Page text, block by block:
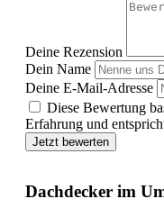
Deine Rezension
Dein Name
Deine E-Mail-Adresse
Diese Bewertung
Erfahrung und
Jetzt bewerten
Dachdecker im